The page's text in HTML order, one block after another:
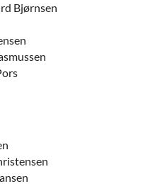
Bjørnsen